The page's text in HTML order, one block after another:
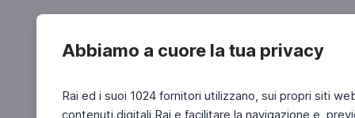
Abbiamo a cuore la tua privacy
Rai ed i suoi 1024 fornitori utilizzano, sui propri siti
contenuti digitali Rai e facilitare la navigazione e,